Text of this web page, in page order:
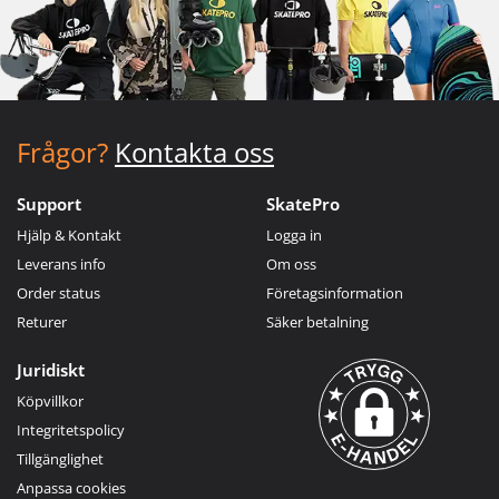
Frågor? Kontakta oss
Support
Hjälp & Kontakt
Leverans info
Order status
Returer
SkatePro
Logga in
Om oss
Företagsinformation
Säker betalning
Juridiskt
Köpvillkor
Integritetspolicy
Tillgänglighet
Anpassa cookies